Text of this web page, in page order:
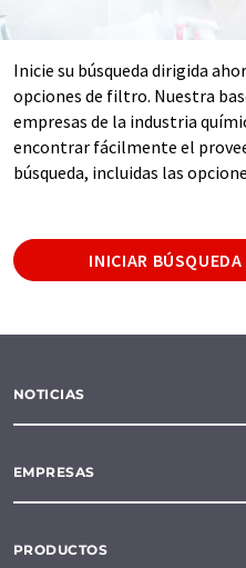
Inicie su búsqueda dirigida
opciones de filtro. Nuestra
empresas de la industria
encontrar fácilmente el
búsqueda, incluidas las
INICIAR
NOTICIAS
EMPRESAS
PRODUCTOS